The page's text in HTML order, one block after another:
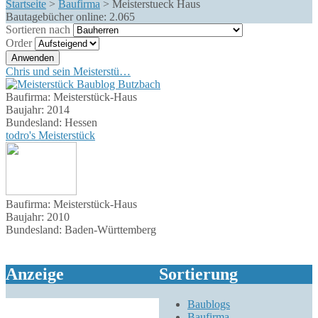
Startseite > Baufirma > Meisterstueck Haus
Bautagebücher online: 2.065
Sortieren nach
Order
Chris und sein Meisterstü…
Baufirma: Meisterstück-Haus
Baujahr: 2014
Bundesland: Hessen
todro's Meisterstück
Baufirma: Meisterstück-Haus
Baujahr: 2010
Bundesland: Baden-Württemberg
Anzeige Sortierung
Baublogs